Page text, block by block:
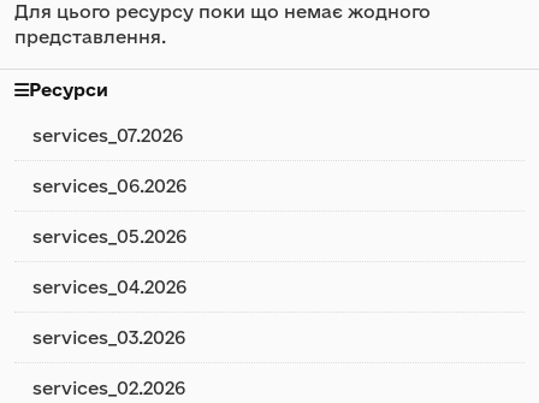
Для цього ресурсу поки що немає жодного
представлення.
Ресурси
services_07.2026
services_06.2026
services_05.2026
services_04.2026
services_03.2026
services_02.2026